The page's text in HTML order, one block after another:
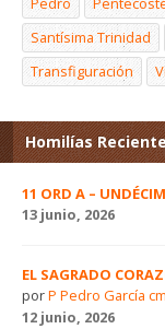
Santísima Trinidad
Transfiguración
Homilías
11 ORD A –
13 junio, 2026
EL SAGRADO
porP Pedro García
12 junio, 2026